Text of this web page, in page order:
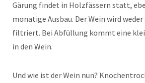
Gärung findet in Holzfässern statt,
monatige Ausbau. Der Wein wird
filtriert. Bei Abfüllung kommt eine
in den Wein.
Und wie ist der Wein nun?